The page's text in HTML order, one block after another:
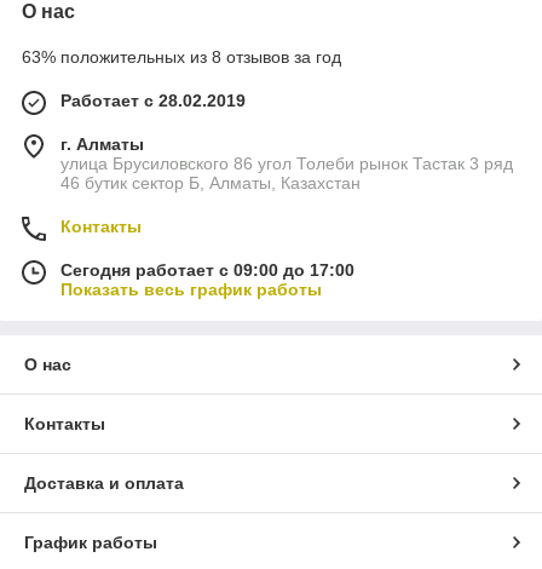
О нас
63% положительных из 8 отзывов за год
Работает с 28.02.2019
г. Алматы
улица Брусиловского 86 угол Толеби рынок Тастак 3 ряд
46 бутик сектор Б, Алматы, Казахстан
Контакты
Сегодня работает с 09:00 до 17:00
Показать весь график работы
О нас
Контакты
Доставка и оплата
График работы